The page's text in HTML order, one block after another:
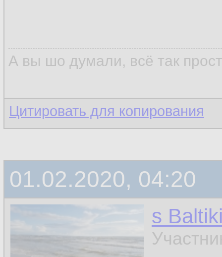
А вы шо думали, всё так
Цитировать для копирования
01.02.2020, 04:20
s